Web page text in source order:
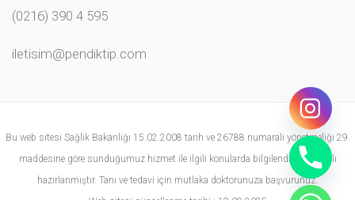
(0216) 390 4 595
iletisim@pendiktip.com
Bu web sitesi Sağlık Bakanlığı 15.02.2008 tarih ve 26788 numaralı yönetmeliği 29.
maddesine göre sunduğumuz hizmet ile ilgili konularda bilgilendirme amaçlı
hazırlanmıştır. Tanı ve tedavi için mutlaka doktorunuza başvurunuz.